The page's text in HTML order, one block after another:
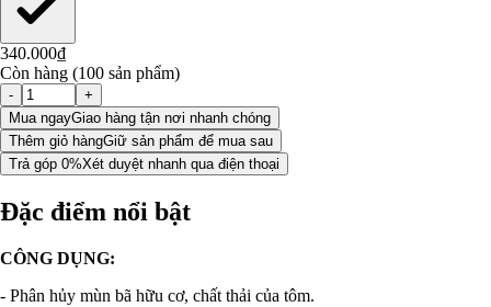
340.000₫
Còn hàng (100 sản phẩm)
-
+
Mua ngayGiao hàng tận nơi nhanh chóng
Thêm giỏ hàngGiữ sản phẩm để mua sau
Trả góp 0%Xét duyệt nhanh qua điện thoại
Đặc điểm nổi bật
CÔNG DỤNG:
- Phân hủy mùn bã hữu cơ, chất thải của tôm.